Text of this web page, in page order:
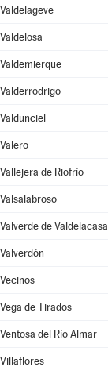
Valdelageve
Valdelosa
Valdemierque
Valderrodrigo
Valdunciel
Valero
Vallejera de Riofrío
Valsalabroso
Valverde de Valdelacasa
Valverdón
Vecinos
Vega de Tirados
Ventosa del Río Almar
Villaflores